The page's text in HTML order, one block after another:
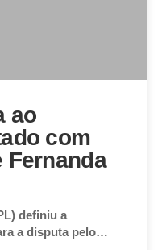
ao
com
Fernanda
definiu a
a disputa pelo…